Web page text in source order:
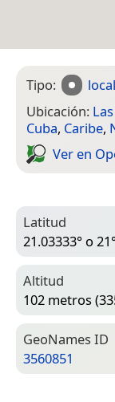
Tipo:
Ubicación:
Cuba, Caribe,
Ver en
Latitud
21.03333° o
Altitud
102 metros
Geo­Names ID
3560851